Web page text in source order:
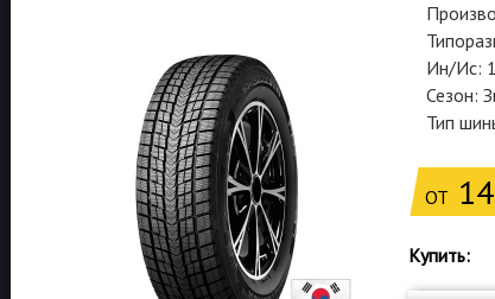
Ин/Ис:
Сезон:
Тип
ОТ
Купить: